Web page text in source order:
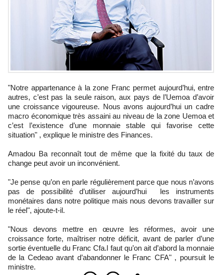
"Notre appartenance à la zone Franc permet aujourd’hui, entre
autres, c’est pas la seule raison, aux pays de l’Uemoa d’avoir
une croissance vigoureuse. Nous avons aujourd’hui un cadre
macro économique très assaini au niveau de la zone Uemoa et
c’est l’existence d’une monnaie stable qui favorise cette
situation" , explique le ministre des Finances.
Amadou Ba reconnaît tout de même que la fixité du taux de
change peut avoir un inconvénient.
"Je pense qu’on en parle régulièrement parce que nous n’avons
pas de possibilité d’utiliser aujourd’hui les instruments
monétaires dans notre politique mais nous devons travailler sur
le réel", ajoute-t-il.
"Nous devons mettre en œuvre les réformes, avoir une
croissance forte, maîtriser notre déficit, avant de parler d’une
sortie éventuelle du Franc Cfa.l faut qu’on ait d’abord la monnaie
de la Cedeao avant d’abandonner le Franc CFA" , poursuit le
ministre.